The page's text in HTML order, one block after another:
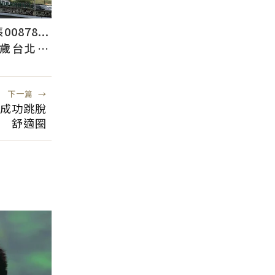
00878...
台北人
下一篇 →
功跳脫
舒適圈